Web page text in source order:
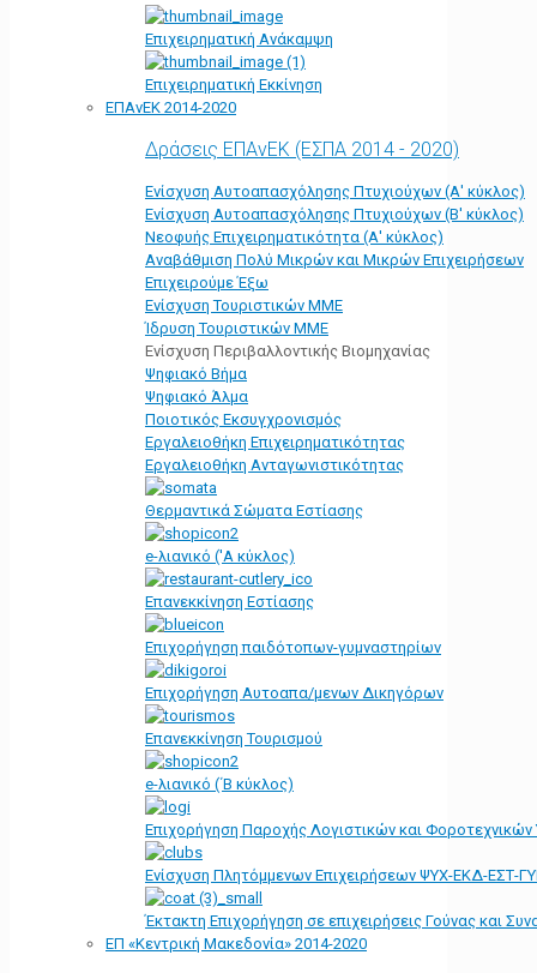
Επιχειρηματική Ανάκαμψη
Επιχειρηματική Εκκίνηση
ΕΠΑνΕΚ 2014-2020
Δράσεις ΕΠΑνΕΚ (ΕΣΠΑ 2014 - 2020)
Ενίσχυση Αυτοαπασχόλησης Πτυχιούχων (Α' κύκλος)
Ενίσχυση Αυτοαπασχόλησης Πτυχιούχων (Β' κύκλος)
Νεοφυής Επιχειρηματικότητα (Α' κύκλος)
Αναβάθμιση Πολύ Μικρών και Μικρών Επιχειρήσεων
Επιχειρούμε Έξω
Ενίσχυση Τουριστικών ΜΜΕ
Ίδρυση Τουριστικών ΜΜΕ
Ενίσχυση Περιβαλλοντικής Βιομηχανίας
Ψηφιακό Βήμα
Ψηφιακό Άλμα
Ποιοτικός Εκσυγχρονισμός
Εργαλειοθήκη Eπιχειρηματικότητας
Εργαλειοθήκη Ανταγωνιστικότητας
Θερμαντικά Σώματα Εστίασης
e-λιανικό ('Α κύκλος)
Επανεκκίνηση Εστίασης
Επιχορήγηση παιδότοπων-γυμναστηρίων
Επιχορήγηση Αυτοαπα/μενων Δικηγόρων
Επανεκκίνηση Τουρισμού
e-λιανικό (΄Β κύκλος)
Επιχορήγηση Παροχής Λογιστικών και
Ενίσχυση Πλητόμμενων Επιχειρήσεων ΨΥΧ-ΕΚΔ-ΕΣΤ-
Έκτακτη Επιχορήγηση σε επιχειρήσεις Γούνας και
ΕΠ «Kεντρική Μακεδονία» 2014-2020